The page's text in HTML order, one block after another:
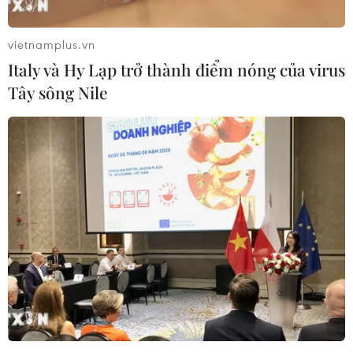
Iraq: 3 quả rocket rơi gần Đại sứ quán Mỹ
tại Baghdad
20/01/2020 23:17
Ngày 20/1, 3 quả rocket đã rơi gần Đại sứ quán Mỹ tại
“Vùng Xanh” ở thủ đô Baghdad của Iraq và hiện chưa
có thông tin về thương vong cũng như thiệt hại khác.
vietnamplus.vn
Italy và Hy Lạp trở thành điểm nóng của virus
Tây sông Nile